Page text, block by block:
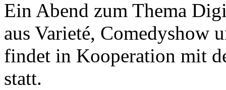
Ein Abend zum Thema
aus Varieté, Comedyshow
findet in Kooperation mit
statt.